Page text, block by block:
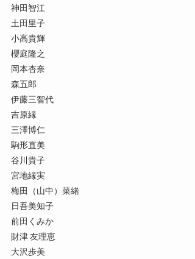
神田智江
土田里子
小高貴輝
櫻庭隆之
岡本杏奈
森五郎
伊藤三智代
吉原縁
三澤博仁
駒形直美
谷川貴子
宮地縁実
梅田（山中）菜緒
日吾美知子
前田くみか
財津 友理恵
大沢歩美